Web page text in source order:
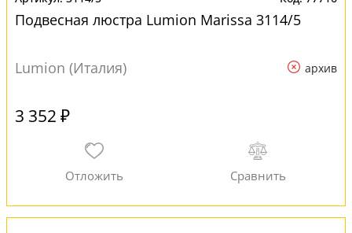
Подвесная люстра Lumion Marissa 3114/5
Lumion (Италия) архив
3 352 ₽